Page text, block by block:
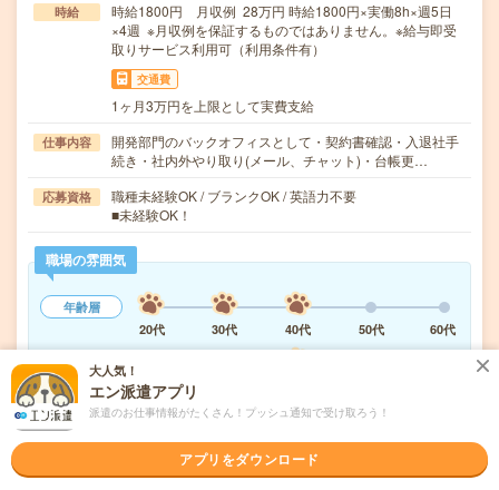
時給
時給1800円 月収例 28万円 時給1800円×実働8h×週5日
×4週 ※月収例を保証するものではありません。※給与即受
取りサービス利用可（利用条件有）
交通費
1ヶ月3万円を上限として実費支給
仕事内容
開発部門のバックオフィスとして・契約書確認・入退社手
続き・社内外やり取り(メール、チャット)・台帳更…
応募資格
職種未経験OK / ブランクOK / 英語力不要
■未経験OK！
職場の雰囲気
年齢層
20代
30代 40代 50代
60代
職場の様子
活気がある
大人気！
エン派遣アプリ
派遣のお仕事情報がたくさん！プッシュ通知で受け取ろう！
アプリをダウンロード